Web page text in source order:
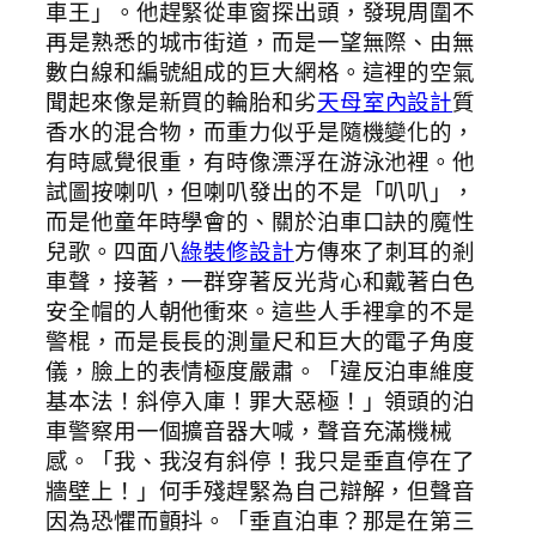
車王」。他趕緊從車窗探出頭，發現周圍不
再是熟悉的城市街道，而是一望無際、由無
數白線和編號組成的巨大網格。這裡的空氣
聞起來像是新買的輪胎和劣天母室內設計質
香水的混合物，而重力似乎是隨機變化的，
有時感覺很重，有時像漂浮在游泳池裡。他
試圖按喇叭，但喇叭發出的不是「叭叭」，
而是他童年時學會的、關於泊車口訣的魔性
兒歌。四面八綠裝修設計方傳來了刺耳的剎
車聲，接著，一群穿著反光背心和戴著白色
安全帽的人朝他衝來。這些人手裡拿的不是
警棍，而是長長的測量尺和巨大的電子角度
儀，臉上的表情極度嚴肅。「違反泊車維度
基本法！斜停入庫！罪大惡極！」領頭的泊
車警察用一個擴音器大喊，聲音充滿機械
感。「我、我沒有斜停！我只是垂直停在了
牆壁上！」何手殘趕緊為自己辯解，但聲音
因為恐懼而顫抖。「垂直泊車？那是在第三